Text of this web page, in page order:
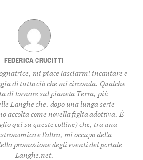
FEDERICA CRUCITTI
mi piace lasciarmi incantare e
di tutto ciò che mi circonda. Qualche
di tornare sul pianeta Terra, più
Langhe che, dopo una lunga serie
accolta come novella figlia adottiva. È
qui su queste colline) che, tra una
e l’altra, mi occupo della
promozione degli eventi del portale
Langhe.net.